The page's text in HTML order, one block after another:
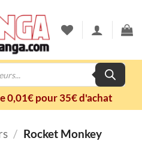
0,01€ pour 35€ d'achat
/ Rocket Monkey